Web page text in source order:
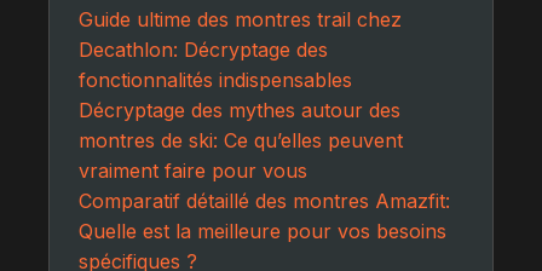
Guide ultime des montres trail chez
Decathlon: Décryptage des
fonctionnalités indispensables
Décryptage des mythes autour des
montres de ski: Ce qu’elles peuvent
vraiment faire pour vous
Comparatif détaillé des montres Amazfit:
Quelle est la meilleure pour vos besoins
spécifiques ?